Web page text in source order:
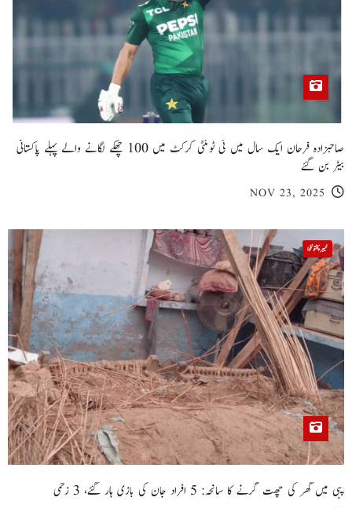
صاحبزادہ فرحان ایک سال میں ٹی ٹوئنٹی کرکٹ میں 100 چھکے لگانے والے پہلے پاکستانی
بیٹر بن گئے
NOV 23, 2025
خیبر پختونخوا
پبی میں گھر کی چھت گرنے کا سانحہ: 5 افراد جان کی بازی ہار گئے، 3 زخمی